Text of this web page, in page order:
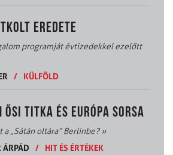
EREDETE
programját évtizedekkel ezelőtt
/ KÜLFÖLD
ŐSI TITKA ÉS EURÓPA SORSA
a „Sátán oltára” Berlinbe?»
ÁRPÁD
/ HIT ÉS ÉRTÉKEK